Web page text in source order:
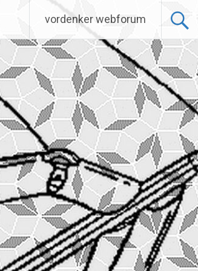
vordenker webforum